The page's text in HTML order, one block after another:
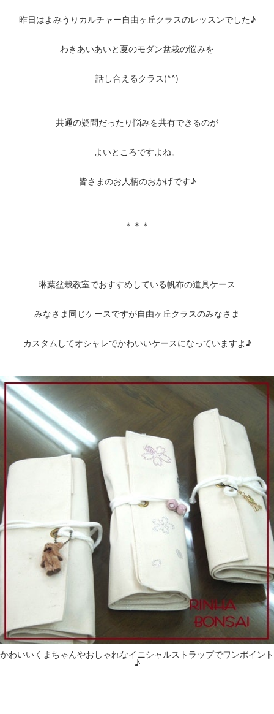
昨日はよみうりカルチャー自由ヶ丘クラスのレッスンでした♪
わきあいあいと夏のモダン盆栽の悩みを
話し合えるクラス(^^)
共通の疑問だったり悩みを共有できるのが
よいところですよね。
皆さまのお人柄のおかげです♪
＊＊＊
琳葉盆栽教室でおすすめしている帆布の道具ケース
みなさま同じケースですが自由ヶ丘クラスのみなさま
カスタムしてオシャレでかわいいケースになっていますよ♪
かわいいくまちゃんやおしゃれなイニシャルストラップでワンポイント
♪